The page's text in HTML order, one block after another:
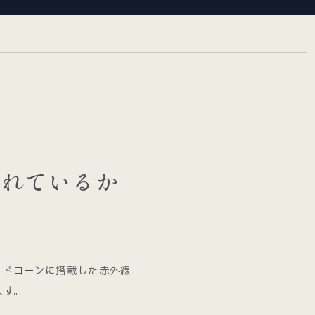
ているか
ローンに搭載した赤外線
。